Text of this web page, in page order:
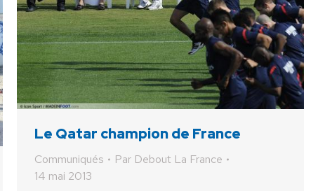
Le Qatar champion de France
Communiqués Par Debout La France
14 mai 2013